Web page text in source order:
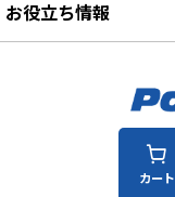
カート
お役立ち情報